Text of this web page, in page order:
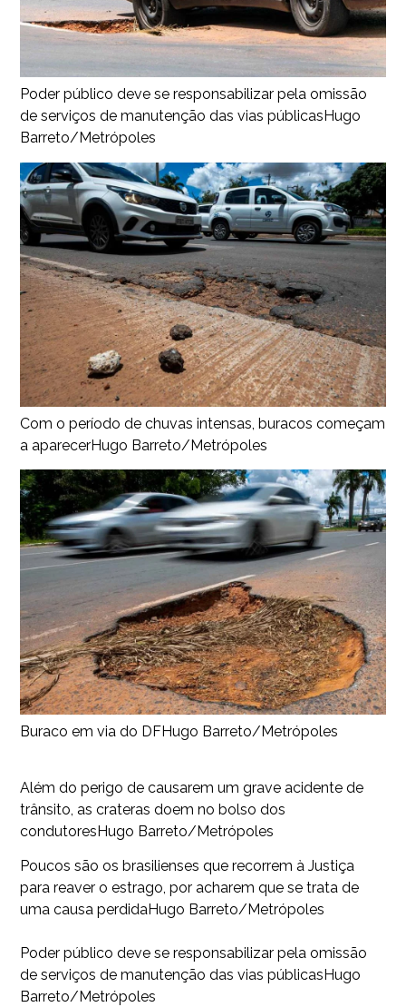
Poder público deve se responsabilizar pela omissão
de serviços de manutenção das vias públicas Hugo
Barreto/Metrópoles
Com o período de chuvas intensas, buracos começam
a aparecerHugo Barreto/Metrópoles
Buraco em via do DFHugo Barreto/Metrópoles
Além do perigo de causarem um grave acidente de
trânsito, as crateras doem no bolso dos
condutoresHugo Barreto/Metrópoles
Poucos são os brasilienses que recorrem à Justiça
para reaver o estrago, por acharem que se trata de
uma causa perdidaHugo Barreto/Metrópoles
Poder público deve se responsabilizar pela omissão
de serviços de manutenção das vias públicas Hugo
Barreto/Metrópoles